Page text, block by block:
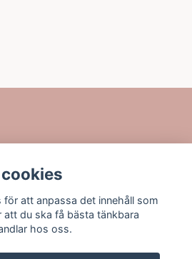
för att anpassa det innehåll som
du ska få bästa tänkbara
hos oss.